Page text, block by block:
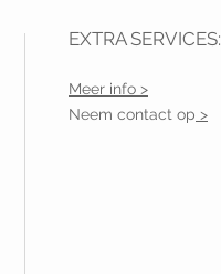
EXTRA SERVICES:
Meer info >
Neem contact op >